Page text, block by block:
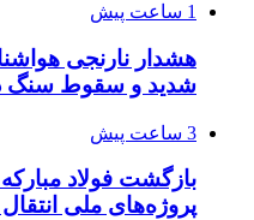
1 ساعت پیش
شدید و سقوط سنگ
3 ساعت پیش
بازگشت فولاد
پروژه‌های ملی